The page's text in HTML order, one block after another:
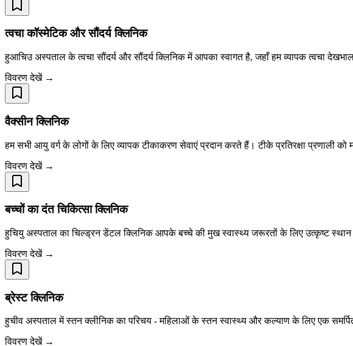
त्वचा कॉस्मेटिक और सौंदर्य क्लिनिक
हुआचिउ अस्पताल के त्वचा सौंदर्य और सौंदर्य क्लिनिक में आपका स्वागत है, जहाँ हम व्यापक त्वचा
विवरण देखें →
वैक्सीन क्लिनिक
हम सभी आयु वर्ग के लोगों के लिए व्यापक टीकाकरण सेवाएं प्रदान करते हैं। टीके प्रतिरक्षा प्रणाली
विवरण देखें →
बच्चों का दंत चिकित्सा क्लिनिक
हुचियु अस्पताल का चिल्ड्रन डेंटल क्लिनिक आपके बच्चे की मुख स्वास्थ्य जरूरतों के लिए उत्कृष्ट स्थान
विवरण देखें →
ब्रेस्ट क्लिनिक
हुचीव अस्पताल में स्तन क्लीनिक का परिचय - महिलाओं के स्तन स्वास्थ्य और कल्याण के लिए एक
विवरण देखें →